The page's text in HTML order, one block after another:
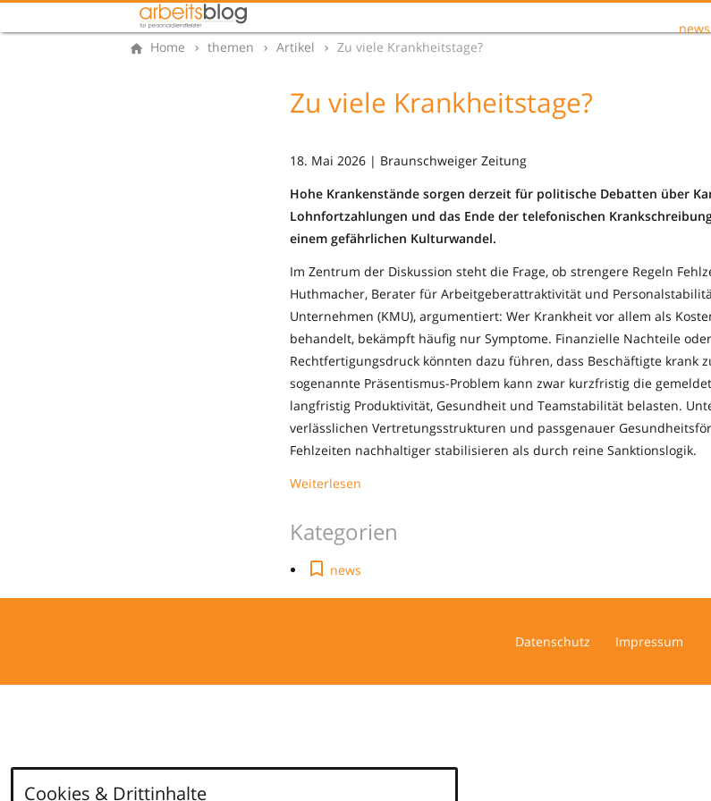
news
Home themen Artikel Zu viele Krankheitstage?
Zu viele Krankheitstage?
18. Mai 2026 | Braunschweiger Zeitung
Hohe Krankenstände sorgen derzeit für politische Debatten über
Lohnfortzahlungen und das Ende der telefonischen
einem gefährlichen Kulturwandel.
Im Zentrum der Diskussion steht die Frage, ob strengere Regeln
Huthmacher, Berater für Arbeitgeberattraktivität und
Unternehmen (KMU), argumentiert: Wer Krankheit vor allem als
behandelt, bekämpft häufig nur Symptome. Finanzielle Nachteile
Rechtfertigungsdruck könnten dazu führen, dass Beschäftigte krank
sogenannte Präsentismus-Problem kann zwar kurzfristig die
langfristig Produktivität, Gesundheit und Teamstabilität belasten.
verlässlichen Vertretungsstrukturen und passgenauer
Fehlzeiten nachhaltiger stabilisieren als durch reine Sanktionslogik.
Weiterlesen
Kategorien
news
Datenschutz Impressum
Cookies & Drittinhalte